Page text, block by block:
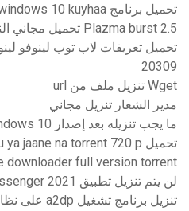
تحميل برنامج winrar x64 windows 10 kuyhaa
Plazma burst 2.5 تحميل مجاني النسخة الكاملة
20309
Wget تنزيل ملف من url
مدير الشعار تنزيل مجاني
ما يجب تنزيله بعد إصدار windows 10 الجديد
تحميل jaane tu ya jaane na torrent 720 p
downloader full version torrent
لن يتم تنزيل تطبيق messenger 2021
تنزيل برنامج تشغيل a2dp على نظام التشغيل windows 10